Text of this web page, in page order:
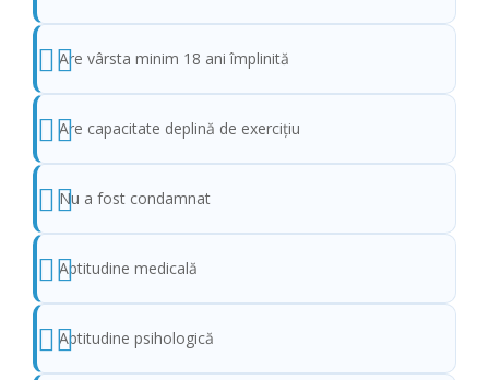
Are vârsta minim 18 ani împlinită
Are capacitate deplină de exerciţiu
Nu a fost condamnat
Aptitudine medicală
Aptitudine psihologică